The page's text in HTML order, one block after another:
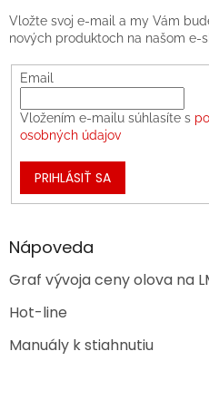
Vložte svoj e-mail a my Vám
nových produktoch na našom e-
Email
Vložením e-mailu súhlasíte s
osobných údajov
PRIHLÁSIŤ SA
Nápoveda
Graf vývoja ceny olova na
Hot-line
Manuály k stiahnutiu